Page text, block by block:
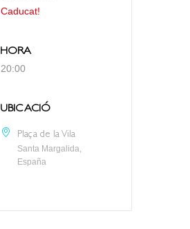
Caducat!
HORA
20:00
UBICACIÓ
Plaça de la Vila
Santa Margalida,
España